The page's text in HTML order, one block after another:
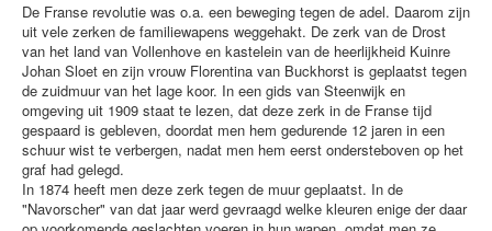
De Franse revolutie was o.a. een beweging tegen de adel. Daarom zijn
uit vele zerken de familiewapens weggehakt. De zerk van de Drost
van het land van Vollenhove en kastelein van de heerlijkheid Kuinre
Johan Sloet en zijn vrouw Florentina van Buckhorst is geplaatst tegen
de zuidmuur van het lage koor. In een gids van Steenwijk en
omgeving uit 1909 staat te lezen, dat deze zerk in de Franse tijd
gespaard is gebleven, doordat men hem gedurende 12 jaren in een
schuur wist te verbergen, nadat men hem eerst ondersteboven op het
graf had gelegd.
In 1874 heeft men deze zerk tegen de muur geplaatst. In de
"Navorscher" van dat jaar werd gevraagd welke kleuren enige der daar